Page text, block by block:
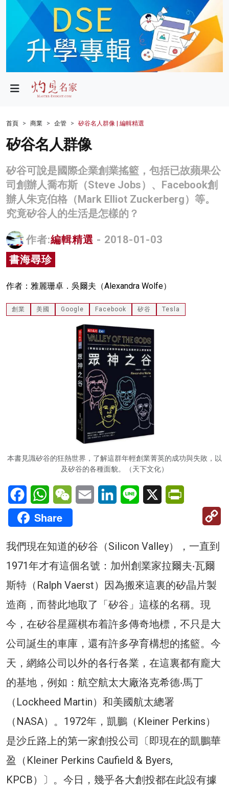
政局
財經
生活
商業
科技
名家榜
灼見活動
關於我們
首頁 商業 企管 矽谷名人群像 | 編輯精選
矽谷名人群像
矽谷可說是國際企業創業搖籃，包括已故蘋果公
司創辦人喬布斯（Steve Jobs）、Facebook創
辦人朱克伯格（Mark Elliot Zuckerberg）等。
究竟矽谷人的生活是怎樣的？
作者:編輯精選 - 2018-01-03
書海尋珍
作者：雅麗珊卓．吳爾夫（Alexandra Wolfe）
創業 美國 Google Facebook 矽谷 Tesla
本書見識矽谷的狂熱世界，了解這群年輕創業菁英的成功與失敗，以
及矽谷的各種面貌。（天下文化）
FacebookWhatsAppWeChatEmail LinkedInLine X
Share
我們現在知道的矽谷（Silicon Valley），一直到
1971年才有這個名號：加州創業家拉爾夫‧瓦爾
斯特（Ralph Vaerst）因為搬來這裏的矽晶片製
造商，而替此地取了「矽谷」這樣的名稱。現
今，在矽谷星羅棋布着許多傳奇地標，不只是大
公司誕生的車庫，還有許多孕育構想的搖籃。今
天，網絡公司以外的各行各業，在這裏都有龐大
的基地，例如：航空航太大廠洛克希德‧馬丁
（Lockheed Martin）和美國航太總署
（NASA）。1972年，凱鵬（Kleiner Perkins）
是沙丘路上的第一家創投公司〔即現在的凱鵬華
盈（Kleiner Perkins Caufield & Byers,
KPCB）〕。今日，幾乎各大創投都在此設有據